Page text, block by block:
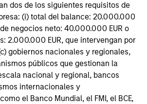
dos de los siguientes requisitos de
(i) total del balance: 20.000.000
negocios neto: 40.000.000 EUR o
2.000.000 EUR, que intervengan por
gobiernos nacionales y regionales,
públicos que gestionan la
nacional y regional, bancos
internacionales y
el Banco Mundial, el FMI, el BCE,
all Team Members.
this page is for informational
information contained herein does
should not be construed as an
services or an offer to sell or a
to buy any securities in any
such offer or solicitation,
would be unlawful under the
or other laws of such jurisdiction.